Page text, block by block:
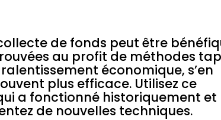
de fonds peut être
au profit de méthodes
économique, s’en
plus efficace. Utilisez ce
a fonctionné historiquement et
de nouvelles techniques.